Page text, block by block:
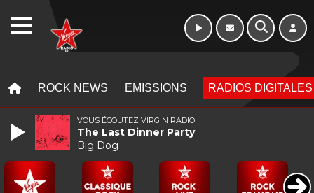
ROCK NEWS EMISSIONS RADIOS DIGITALES
VOUS ÉCOUTEZ VIRGIN RADIO
The Last Dinner Party
Big Dog
WEBRADIO Morning - 6h à 10h